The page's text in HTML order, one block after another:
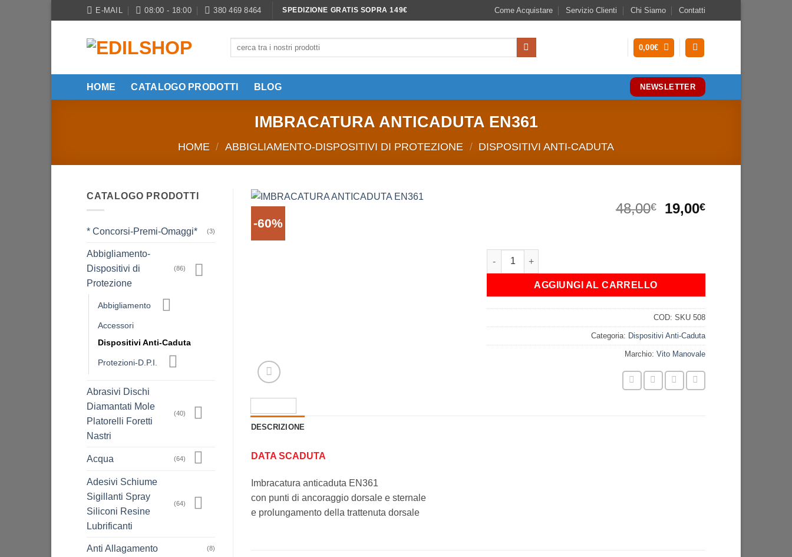
ai
contenuti
E-MAIL 08:00 - 18:00 380 469 8464 SPEDIZIONE GRATIS SOPRA 149€ Come Acquistare Servizio Clienti Chi Siamo Contatti
0,00€
HOME CATALOGO PRODOTTI BLOG NEWSLETTER
IMBRACATURA ANTICADUTA EN361
HOME / ABBIGLIAMENTO-DISPOSITIVI DI PROTEZIONE / DISPOSITIVI ANTI-CADUTA
CATALOGO PRODOTTI
* Concorsi-Premi-Omaggi* (3)
Abbigliamento-
Dispositivi di
Protezione
(86)
Abbigliamento
Accessori
Dispositivi Anti-Caduta
Protezioni-D.P.I.
Abrasivi Dischi
Diamantati Mole
Platorelli Foretti
Nastri
(40)
Acqua (64)
Adesivi Schiume
Sigillanti Spray
Siliconi Resine
Lubrificanti
(64)
Anti Allagamento (8)
-60%
48,00€
Il
19,00€Il
IMBRACATURA ANTICADUTA EN361 quantità
AGGIUNGI AL CARRELLO
COD: SKU 508
Categoria: Dispositivi Anti-Caduta
Marchio: Vito Manovale
DESCRIZIONE
DATA SCADUTA
Imbracatura anticaduta EN361
con punti di ancoraggio dorsale e sternale
e prolungamento della trattenuta dorsale